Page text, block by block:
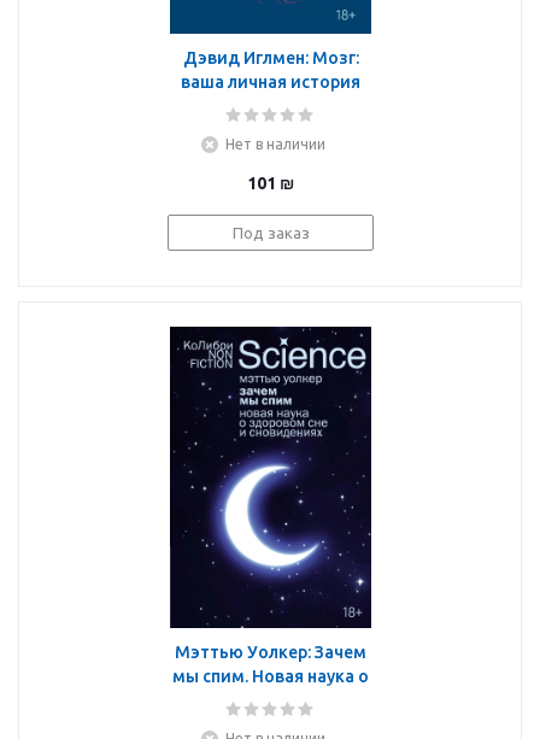
Дэвид Иглмен: Мозг:
ваша личная история
Нет в наличии
101 ₪
Под заказ
Мэттью Уолкер: Зачем
мы спим. Новая наука о
здоровом сне и